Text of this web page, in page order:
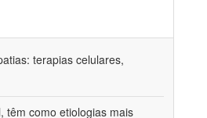
terapias celulares,
têm como etiologias mais